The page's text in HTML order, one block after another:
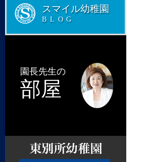
スマイル幼稚園
BLOG
園長先生の
部屋